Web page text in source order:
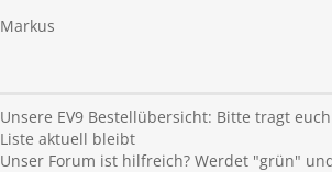
Markus
Unsere EV9 Bestellübersicht: Bitte tragt
Liste aktuell bleibt
Unser Forum ist hilfreich? Werdet "grün"